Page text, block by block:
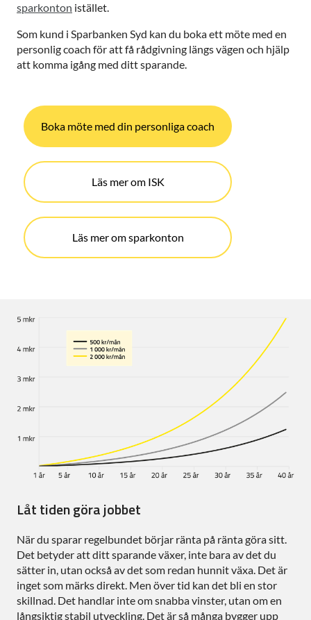
sparkonton istället.
Som kund i Sparbanken Syd kan du boka ett möte med en
personlig coach för att få rådgivning längs vägen och hjälp
att komma igång med ditt sparande.
Boka möte med din personliga coach
Läs mer om ISK
Läs mer om sparkonton
Låt tiden göra jobbet
När du sparar regelbundet börjar ränta på ränta göra sitt.
Det betyder att ditt sparande växer, inte bara av det du
sätter in, utan också av det som redan hunnit växa. Det är
inget som märks direkt. Men över tid kan det bli en stor
skillnad. Det handlar inte om snabba vinster, utan om en
långsiktig stabil utveckling. Det är så många bygger upp